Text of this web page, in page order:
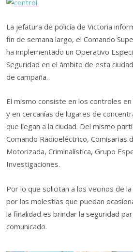
La jefatura de policía de Victoria
fin de semana largo, el Comando
ha implementado un Operativo
Seguridad en el ámbito de esta
de campaña.
El mismo consiste en los controles
y en cercanías de lugares de
que llegan a la ciudad. Del mismo
Comando Radioeléctrico, Comisarias
Motorizada, Criminalística, Grupo
Investigaciones.
Por lo que solicitan a los vecinos de
por las molestias que puedan
la finalidad es brindar la seguridad
comunicado.